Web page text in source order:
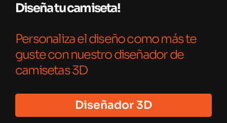
Diseña tu camiseta!
Personaliza el diseño como más te
guste con nuestro diseñador de
camisetas 3D
Diseñador 3D